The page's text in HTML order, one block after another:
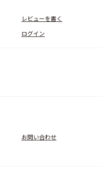
レビューを書く
ログイン
お問い合わせ